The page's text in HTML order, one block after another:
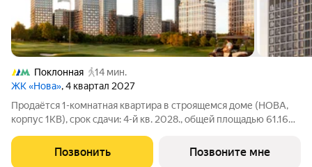
Поклонная
14 мин.
ЖК «Нова», 4 квартал 2027
Продаётся 1-комнатная квартира в строящемся доме (НОВА,
корпус 1КВ), срок сдачи: 4-й кв. 2028., общей площадью 61.16
зеленом районе Москвы, ставшие образцом практичной
премиальности и
Позвонить Позвоните мне